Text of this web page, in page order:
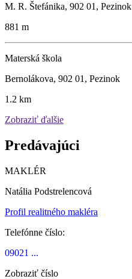
M. R. Štefánika, 902 01, Pezinok
881 m
Materská škola
Bernolákova, 902 01, Pezinok
1.2 km
Zobraziť ďalšie
Predávajúci
MAKLÉR
Natália Podstrelencová
Profil realitného makléra
Telefónne číslo:
09021 ...
Zobraziť číslo